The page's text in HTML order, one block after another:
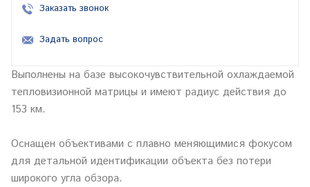
Заказать звонок
Задать вопрос
Выполнены на базе высокочувствительной охлаждаемой
тепловизионной матрицы и имеют радиус действия до
153 км.
Оснащен объективами с плавно меняющимися фокусом
для детальной идентификации объекта без потери
широкого угла обзора.